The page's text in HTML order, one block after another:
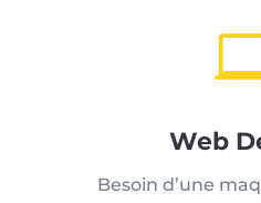
Web
Besoin d’une